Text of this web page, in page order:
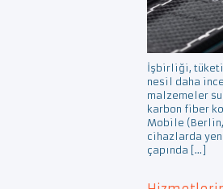
İşbirliği,
nesil daha
malzemeler
karbon fiber
Mobile (Berlin,
cihazlarda
çapında […]